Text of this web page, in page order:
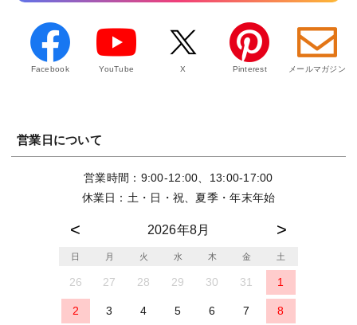
Facebook YouTube X Pinterest メールマガジン
営業日について
営業時間：9:00-12:00、13:00-17:00
休業日：土・日・祝、夏季・年末年始
2026年8月
日 月 火 水 木 金 土
26 27 28 29 30 31 1
2 3 4 5 6 7 8